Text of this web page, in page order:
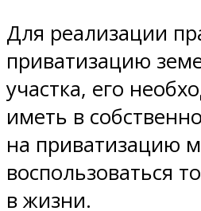
Для реализации
приватизацию
участка, его
иметь в
на приватизацию
воспользоваться
в жизни.